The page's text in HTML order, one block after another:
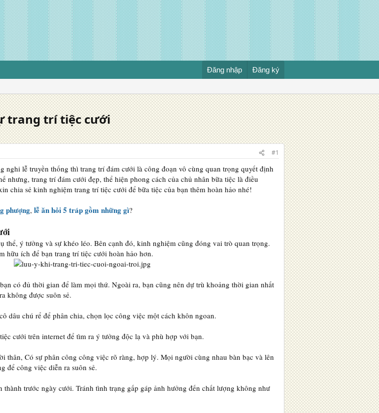
Đăng nhập Đăng ký
trang trí tiệc cưới
#1
nghi lễ truyền thống thì trang trí đám cưới là công đoạn vô cùng quan trọng quyết định
nhưng, trang trí đám cưới đẹp, thể hiện phong cách của chủ nhân bữa tiệc là điều
chia sẻ kinh nghiệm trang trí tiệc cưới để bữa tiệc của bạn thêm hoàn hảo nhé!
phượng, lễ ăn hỏi 5 tráp gồm những gì?
thể, ý tưởng và sự khéo léo. Bên cạnh đó, kinh nghiệm cũng đóng vai trò quan trọng.
hữu ích để bạn trang trí tiệc cưới hoàn hảo hơn.
có đủ thời gian để làm mọi thứ. Ngoài ra, bạn cũng nên dự trù khoảng thời gian nhất
không được suôn sẻ.
dâu chú rể để phân chia, chọn lọc công việc một cách khôn ngoan.
cưới trên internet để tìm ra ý tưởng độc lạ và phù hợp với bạn.
thân, Có sự phân công công việc rõ ràng, hợp lý. Mọi người cùng nhau bàn bạc và lên
để công việc diễn ra suôn sẻ.
thành trước ngày cưới. Tránh tình trạng gấp gáp ảnh hưởng đến chất lượng không như